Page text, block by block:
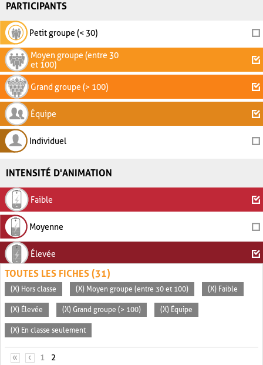
PARTICIPANTS
Petit groupe (< 30)
Moyen groupe (entre 30
et 100)
Grand groupe (> 100)
Équipe
Individuel
INTENSITÉ D'ANIMATION
Faible
Moyenne
Élevée
TOUTES LES FICHES (31)
(X) Hors classe (X) Moyen groupe (entre 30 et 100) (X) Faible
(X) Élevée (X) Grand groupe (> 100) (X) Équipe
(X) En classe seulement
PAGES
« ‹ 1 2